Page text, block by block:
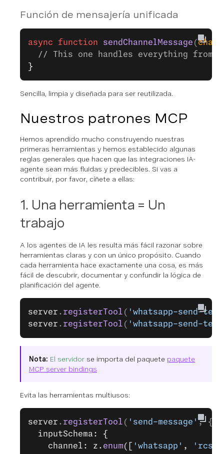
Función de mensajería unificada
async function sendChannelMessage (
// This one handles everything from
}
Sencilla, limpia y diseñada para ser reutilizada.
Nuestros patrones MCP
Hemos aprendido mucho construyendo nuestras
primeras herramientas y hemos establecido algunas
reglas generales que hacen que las integraciones IA-
agente sean más fluidas y predecibles. Si vas a
contribuir, por favor, cíñete a ellas:
1. Una herramienta = Un
trabajo
A los agentes de IA les resulta más fácil razonar sobre
herramientas claras y con un único propósito. Cuando
cada herramienta hace exactamente una cosa, es más
fácil de descubrir, documentar y confundir la lógica de
planificación del agente.
server . registerTool ( 'whatsapp-send-
server . registerTool ( 'whatsapp-send-
Nota: El servidor se importa del paquete paquete
MCP server bindings
Evita las herramientas multiusos:
server . registerTool ( 'send-message' , {
  inputSchema: {
    channel: z.
enum([ 'whatsapp' , 'rcs'